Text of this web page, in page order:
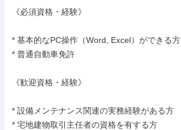
《必須資格・経験》
* 基本的なPC操作（Word, Excel）ができる方
* 普通自動車免許
《歓迎資格・経験》
* 設備メンテナンス関連の実務経験がある方
* 宅地建物取引主任者の資格を有する方